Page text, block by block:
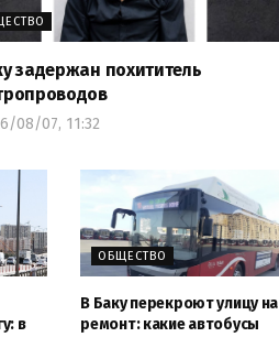
задержан похититель
08/07, 11:32
в
ОБЩЕСТВО
В Баку перекроют улицу на
ремонт: какие автобусы